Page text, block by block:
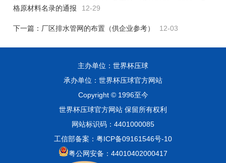
格原材料名录的通报
12-29
下一篇： 厂区排水管网的布置（供企业参考） 12-03
主办单位：世界杯压球
承办单位：世界杯压球官方网站
Copyright © 1996至今
世界杯压球官方网站 保留所有权利
网站标识码：4401000085
工信部备案：粤ICP备09161546号-10
粤公网安备：44010402000417